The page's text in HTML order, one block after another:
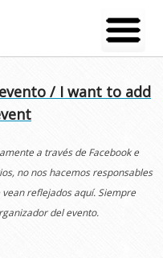
/ I want to add
a través de Facebook e
no nos hacemos responsables
reflejados aquí. Siempre
del evento.